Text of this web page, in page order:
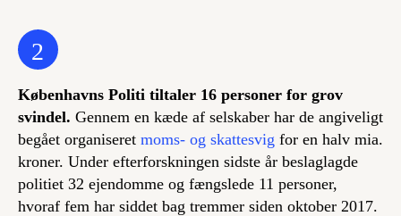
2
Københavns Politi tiltaler 16 personer for grov
svindel. Gennem en kæde af selskaber har de angiveligt
begået organiseret moms- og skattesvig for en halv mia.
kroner. Under efterforskningen sidste år beslaglagde
politiet 32 ejendomme og fængslede 11 personer,
hvoraf fem har siddet bag tremmer siden oktober 2017.